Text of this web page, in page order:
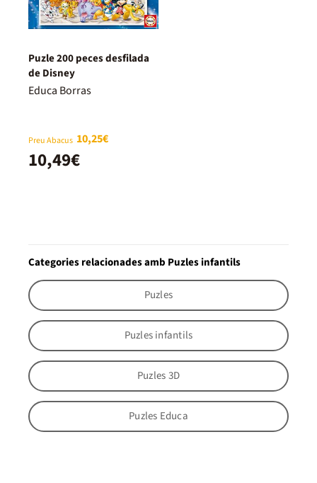
Puzle 200 peces desfilada
de Disney
Educa Borras
Preu Abacus 10,25€
10,49€
Categories relacionades amb Puzles infantils
Puzles
Puzles infantils
Puzles 3D
Puzles Educa